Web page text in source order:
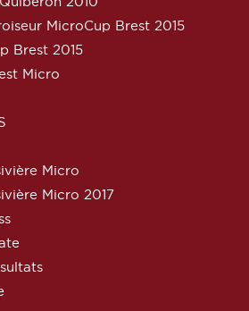
MicroCup Brest 2015
Brest 2015
Micro
Micro
Micro 2017